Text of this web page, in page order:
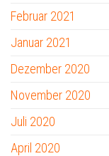
Februar 2021
Januar 2021
Dezember 2020
November 2020
Juli 2020
April 2020